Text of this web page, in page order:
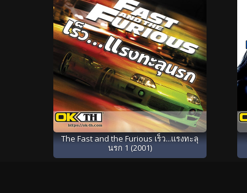
The Fast and the Furious เร็ว...แรงทะลุ
นรก 1 (2001)